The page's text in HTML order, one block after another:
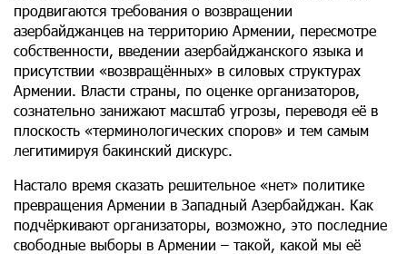
продвигаются требования о возвращении
азербайджанцев на территорию Армении, пересмотре
собственности, введении азербайджанского языка и
присутствии «возвращённых» в силовых структурах
Армении. Власти страны, по оценке организаторов,
сознательно занижают масштаб угрозы, переводя её в
плоскость «терминологических споров» и тем самым
легитимируя бакинский дискурс.
Настало время сказать решительное «нет» политике
превращения Армении в Западный Азербайджан. Как
подчёркивают организаторы, возможно, это последние
свободные выборы в Армении – такой, какой мы её